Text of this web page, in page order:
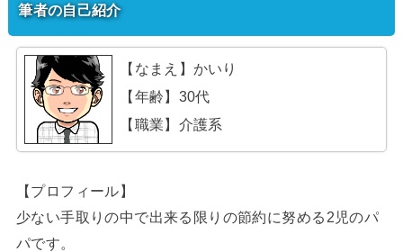
筆者の自己紹介
【なまえ】かいり
【年齢】30代
【職業】介護系
【プロフィール】
少ない手取りの中で出来る限りの節約に努める2児のパ
パです。